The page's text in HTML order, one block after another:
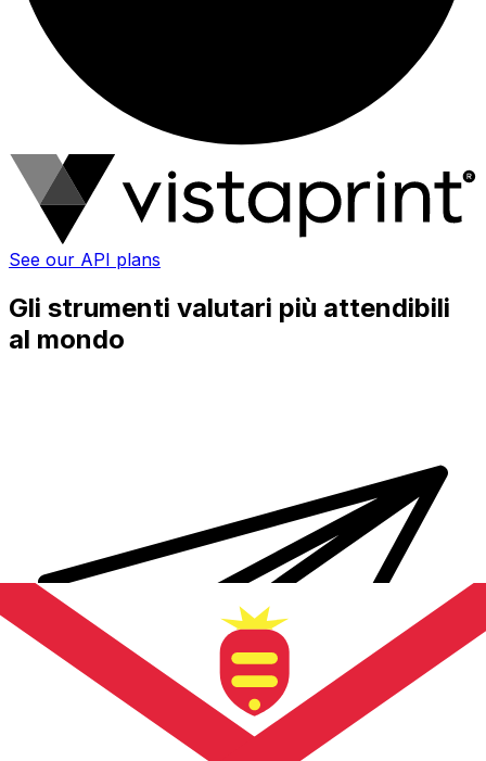
See our API plans
Gli strumenti valutari più attendibili
al mondo